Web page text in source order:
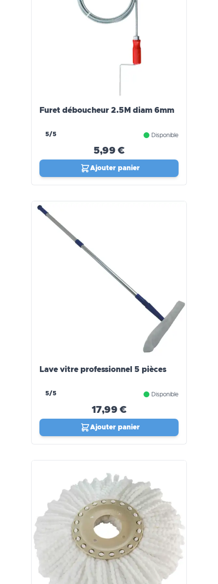
Furet déboucheur 2.5M diam 6mm
5/5 Disponible
5,99 €
Ajouter panier
Lave vitre professionnel 5 pièces
5/5 Disponible
17,99 €
Ajouter panier